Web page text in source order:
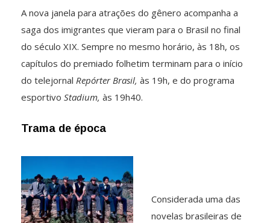
A nova janela para atrações do gênero acompanha a
saga dos imigrantes que vieram para o Brasil no final
do século XIX. Sempre no mesmo horário, às 18h, os
capítulos do premiado folhetim terminam para o início
do telejornal Repórter Brasil, às 19h, e do programa
esportivo Stadium, às 19h40.
Trama de época
Considerada uma das
novelas brasileiras de